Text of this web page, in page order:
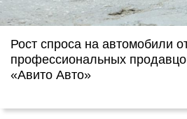
Рост спроса на автомобили
профессиональных
«Авито Авто»